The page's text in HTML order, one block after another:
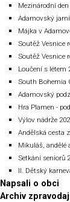
Mezinárodní
Adamovský
Májka v
Soutěž Vesnice
Soutěž Vesnice
Loučení s létem
South Bohemia
Adamovský
Hra Plamen -
Výlov nádrže
Andělská cesta
Mikuláš, andělé
Setkání seniorů
II. Dětský
Napsali o obci
Archiv